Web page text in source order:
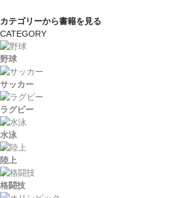
カテゴリーから書籍を見る
CATEGORY
野球
サッカー
ラグビー
水泳
陸上
格闘技